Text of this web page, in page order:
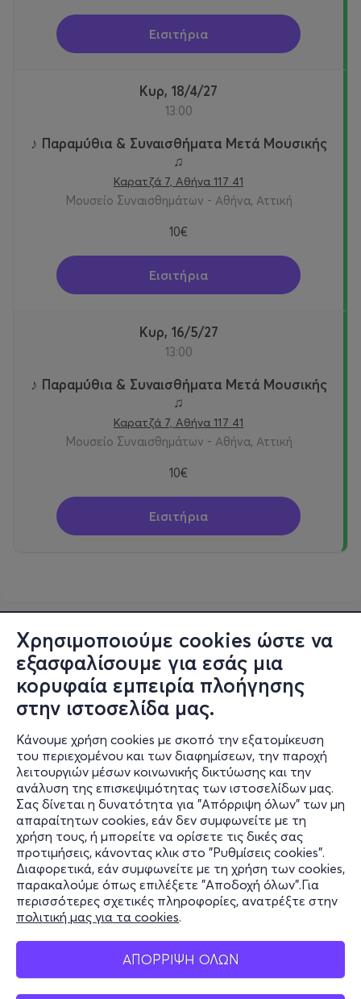
Χρησιμοποιούμε cookies ώστε να
εξασφαλίσουμε για εσάς μια
κορυφαία εμπειρία πλοήγησης
στην ιστοσελίδα μας.
Κάνουμε χρήση cookies με σκοπό την εξατομίκευση
του περιεχομένου και των διαφημίσεων, την παροχή
λειτουργιών μέσων κοινωνικής δικτύωσης και την
ανάλυση της επισκεψιμότητας των ιστοσελίδων μας.
Σας δίνεται η δυνατότητα για "Απόρριψη όλων" των μη
απαραίτητων cookies, εάν δεν συμφωνείτε με τη
χρήση τους, ή μπορείτε να ορίσετε τις δικές σας
προτιμήσεις, κάνοντας κλικ στο "Ρυθμίσεις cookies".
Διαφορετικά, εάν συμφωνείτε με τη χρήση των cookies,
παρακαλούμε όπως επιλέξετε "Αποδοχή όλων".Για
περισσότερες σχετικές πληροφορίες, ανατρέξτε στην
πολιτική μας για τα cookies.
ΑΠΟΡΡΙΨΗ ΟΛΩΝ
Εισιτήρια
Κυρ, 18/4/27
13:00
♪ Παραμύθια & Συναισθήματα Μετά Μουσικής
♫
Καρατζά 7, Αθήνα 117 41
Μουσείο Συναισθημάτων - Αθήνα, Αττική
10€
Εισιτήρια
Κυρ, 16/5/27
13:00
♪ Παραμύθια & Συναισθήματα Μετά Μουσικής
♫
Καρατζά 7, Αθήνα 117 41
Μουσείο Συναισθημάτων - Αθήνα, Αττική
10€
Εισιτήρια
Πληροφορίες
Υποστήριξη
Stay Connected
Mobile app